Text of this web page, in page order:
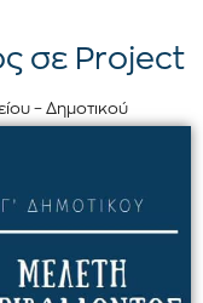
σε Project
– Δημοτικού